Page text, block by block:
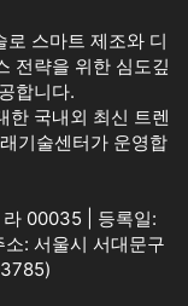
스마트 제조와 디
전략을 위한 심도깊
합니다.
한 국내외 최신 트렌
기술센터가 운영합
00035 | 등록일:
: 서울시 서대문구